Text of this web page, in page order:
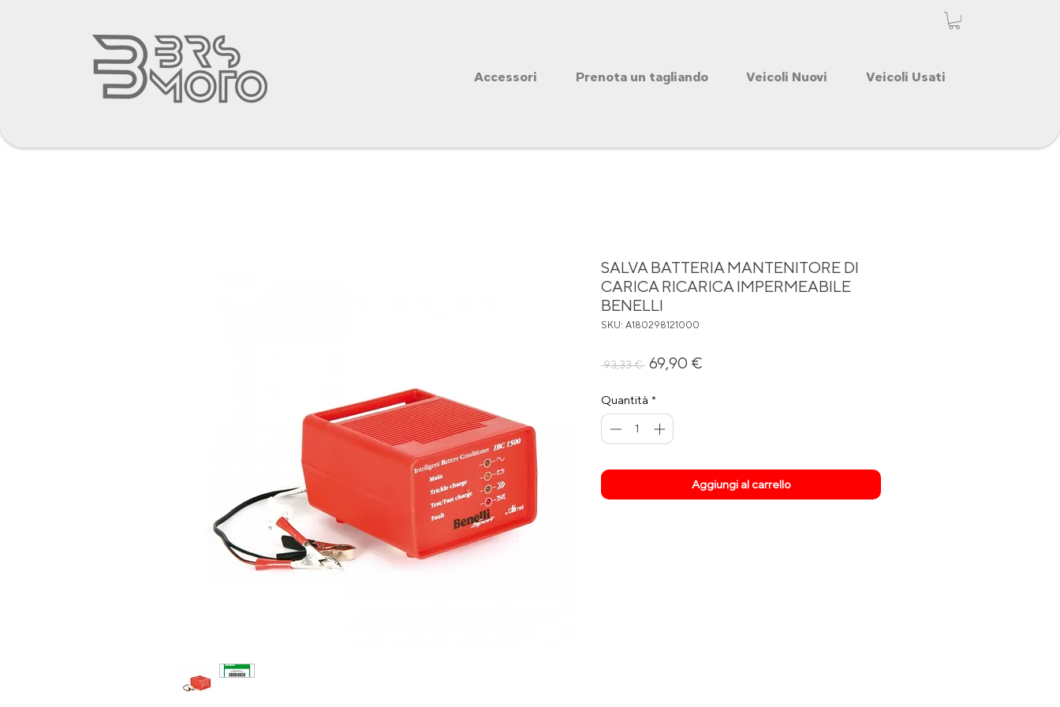
Accessori Prenota un tagliando Veicoli Nuovi Veicoli Usati
SALVA BATTERIA MANTENITORE DI
CARICA RICARICA IMPERMEABILE
BENELLI
SKU: A180298121000
93,33 € Prezzo
69,90 €
Quantità *
Aggiungi al carrello